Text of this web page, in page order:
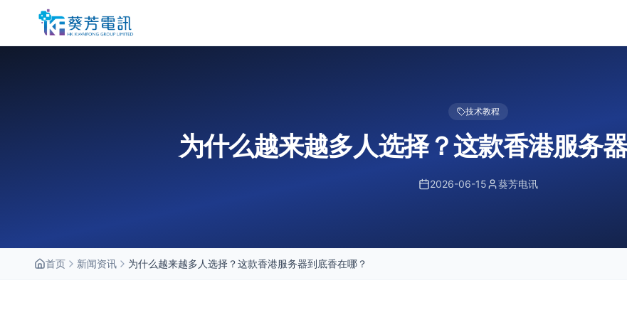
技术教程
为什么越来越多人选择？这款香港服务
2026-06-15 葵芳电讯
首页 新闻资讯 为什么越来越多人选择？这款香港服务器到底香在哪？